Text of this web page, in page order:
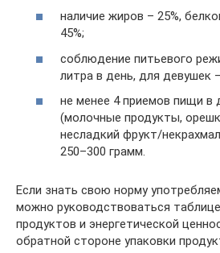
наличие жиров – 25%,
45%;
соблюдение питьевого
литра в день, для девушек
не менее 4 приемов пищи в
(молочные продукты,
несладкий фрукт/
250–300 грамм.
Если знать свою норму
можно руководствоваться
продуктов и энергетической
обратной стороне упаковки